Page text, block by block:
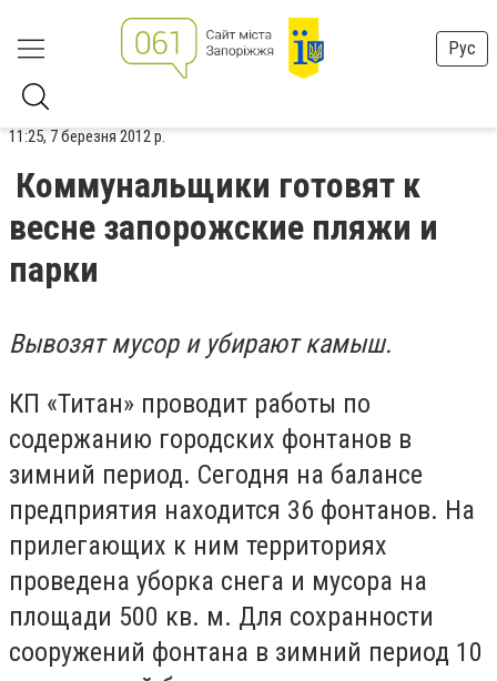
Рус
11:25, 7 березня 2012 р.
Коммунальщики готовят к
весне запорожские пляжи и
парки
Вывозят мусор и убирают камыш.
КП «Титан» проводит работы по
содержанию городских фонтанов в
зимний период. Сегодня на балансе
предприятия находится 36 фонтанов. На
прилегающих к ним территориях
проведена уборка снега и мусора на
площади 500 кв. м. Для сохранности
сооружений фонтана в зимний период 10